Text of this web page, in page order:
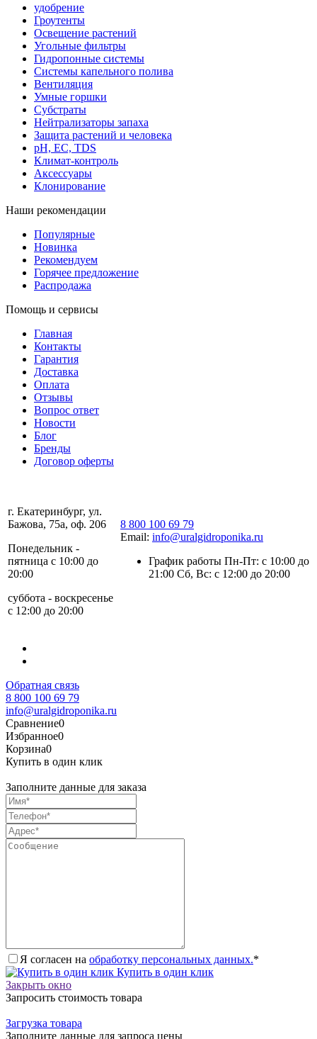
удобрение
Гроутенты
Освещение растений
Угольные фильтры
Гидропонные системы
Системы капельного полива
Вентиляция
Умные горшки
Субстраты
Нейтрализаторы запаха
Защита растений и человека
pH, EC, TDS
Климат-контроль
Аксессуары
Клонирование
Наши рекомендации
Популярные
Новинка
Рекомендуем
Горячее предложение
Распродажа
Помощь и сервисы
Главная
Контакты
Гарантия
Доставка
Оплата
Отзывы
Вопрос ответ
Новости
Блог
Бренды
Договор оферты
г. Екатеринбург, ул.
Бажова, 75а, оф. 206
Понедельник -
пятница с 10:00 до
20:00
суббота - воскресенье
с 12:00 до 20:00
8 800 100 69 79
Email: info@uralgidroponika.ru
График работы Пн-Пт: с 10:00 до
21:00 Сб, Вс: с 12:00 до 20:00
Обратная связь
8 800 100 69 79
info@uralgidroponika.ru
Сравнение0
Избранное0
Корзина0
Купить в один клик
Заполните данные для заказа
Я согласен на обработку персональных данных.*
Купить в один клик
Закрыть окно
Запросить стоимость товара
Загрузка товара
Заполните данные для запроса цены